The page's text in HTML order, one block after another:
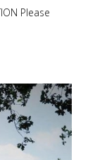
Please